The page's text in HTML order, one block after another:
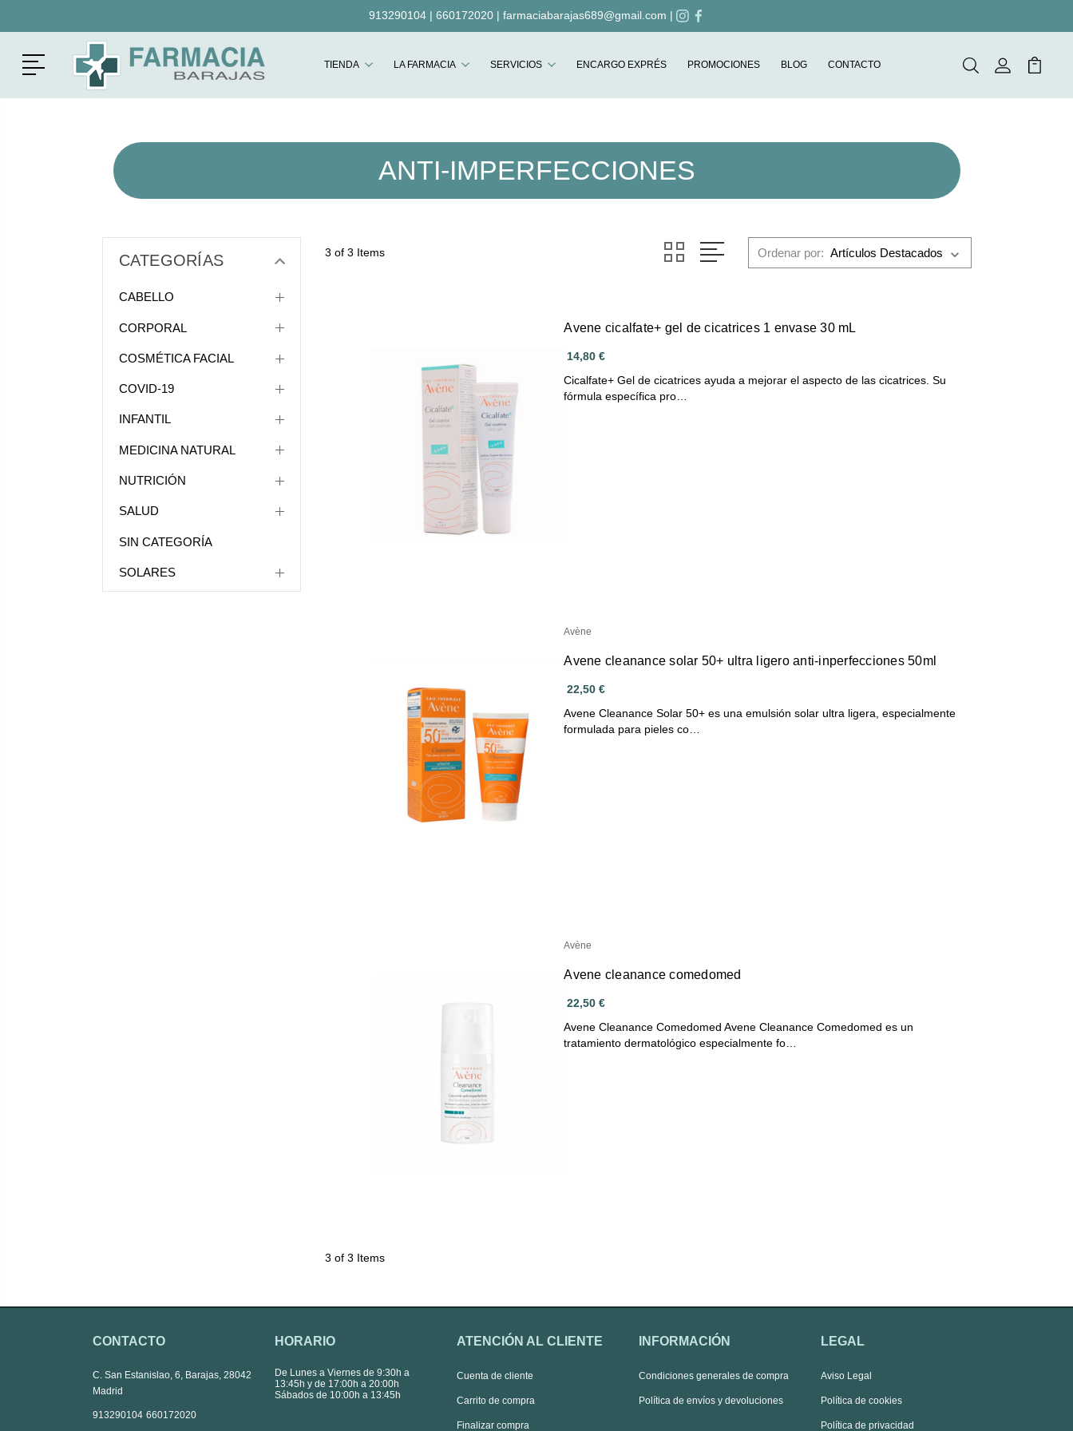
913290104| 660172020| farmaciabarajas689@gmail.com |
Menú TIENDA LA FARMACIA SERVICIOS ENCARGO EXPRÉS PROMOCIONES BLOG CONTACTO BuscarMi Cuenta
Mi
ANTI-IMPERFECCIONES
CATEGORÍAS
CABELLO
CORPORAL
COSMÉTICA FACIAL
COVID-19
INFANTIL
MEDICINA NATURAL
NUTRICIÓN
SALUD
SIN CATEGORÍA
SOLARES
3 of 3 Items Ordenar por:
Avene cicalfate+ gel de cicatrices 1 envase 30 mL
14,80 €
Cicalfate+ Gel de cicatrices ayuda a mejorar el aspecto de las cicatrices. Su
fórmula específica pro…
Avène
Avene cleanance solar 50+ ultra ligero anti-inperfecciones 50ml
22,50 €
Avene Cleanance Solar 50+ es una emulsión solar ultra ligera, especialmente
formulada para pieles co…
Avène
Avene cleanance comedomed
22,50 €
Avene Cleanance Comedomed Avene Cleanance Comedomed es un
tratamiento dermatológico especialmente fo…
3 of 3 Items
CONTACTO
C. San Estanislao, 6, Barajas, 28042
Madrid
913290104 660172020
HORARIO
De Lunes a Viernes de 9:30h a
13:45h y de 17:00h a 20:00h
Sábados de 10:00h a 13:45h
ATENCIÓN AL CLIENTE
Cuenta de cliente
Carrito de compra
Finalizar compra
INFORMACIÓN
Condiciones generales de compra
Política de envíos y devoluciones
LEGAL
Aviso Legal
Política de cookies
Política de privacidad